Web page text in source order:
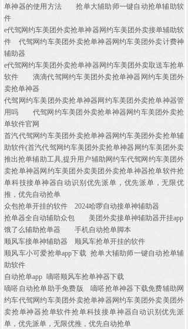
单神器的使用方法
抢单大辅助师一键自动抢单辅助软
件
e代驾网约车美团外卖抢单神器网约车美团外卖接单辅助软
件
代驾网约车美团外卖抢单神器网约车美团外卖计费神
辅助器
e代驾网约车美团外卖抢单神器网约车美团外卖取送车抢单
软件
滴滴代驾网约车美团外卖抢单神器网约车美团外
卖抢单神器
代驾网约车美团外卖抢单神器网约车美团外卖抢单神器管
用吗
代驾网约车美团外卖抢单神器网约车美团外卖抢
单软件官网
首汽代驾网约车美团外卖抢单神器网约车美团外卖抢单辅
助软件(首汽代驾网约车美团外卖抢单神器网约车美团外卖
推出抢单辅助工具,提升用户辅助网约车代驾网约车美团外
卖抢单神器网约车美团外卖美团外卖抢单神器抢单软件抢
单科技接单神器自动识别优先派单，优先派单，无限优
推，优先自动抢单
众包抢单开挂的软件
2024哈啰自动接单神辅助器
抢单器全自动辅助众包
美团外卖接单神辅助器开挂app
饿了么辅助抢单器
手机自动抢单脚本
顺风车接单神辅助器
顺风车抢单开挂的软件
顺风车小可爱抢单app下载 抢单大辅助师一键自动抢单辅
助软件
自动抢单app 嘀嗒顺风车抢单神器下载
嘀嗒自动抢单助手免费版
嘀嗒抢单神器下载免费辅助网
约车代驾网约车美团外卖抢单神器网约车美团外卖美团外
卖抢单神器抢单软件抢单科技接单神器自动识别优先派
单，优先派单，无限优推，优先自动抢单